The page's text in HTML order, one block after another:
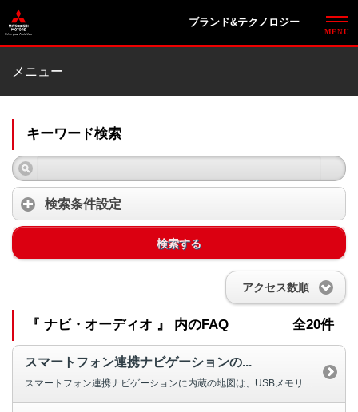
ブランド&テクノロジー
メニュー
キーワード検索
検索条件設定
検索する
アクセス数順
『 ナビ・オーディオ 』 内のFAQ 全20件
スマートフォン連携ナビゲーションの...